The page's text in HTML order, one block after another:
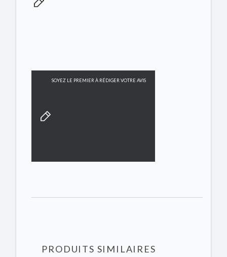
SOYEZ LE PREMIER À RÉDIGER VOTRE AVIS
PRODUITS SIMILAIRES